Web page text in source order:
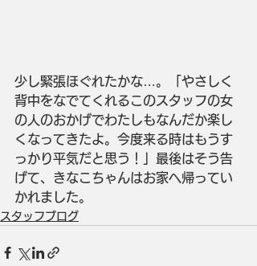
少し緊張ほぐれたかな…。「やさしく
背中をなでてくれるこのスタッフの女
の人のおかげでわたしもなんだか楽し
くなってきたよ。今度来る時はもうす
っかり平気だと思う！」最後はそう告
げて、きなこちゃんはお家へ帰ってい
かれました。
スタッフブログ